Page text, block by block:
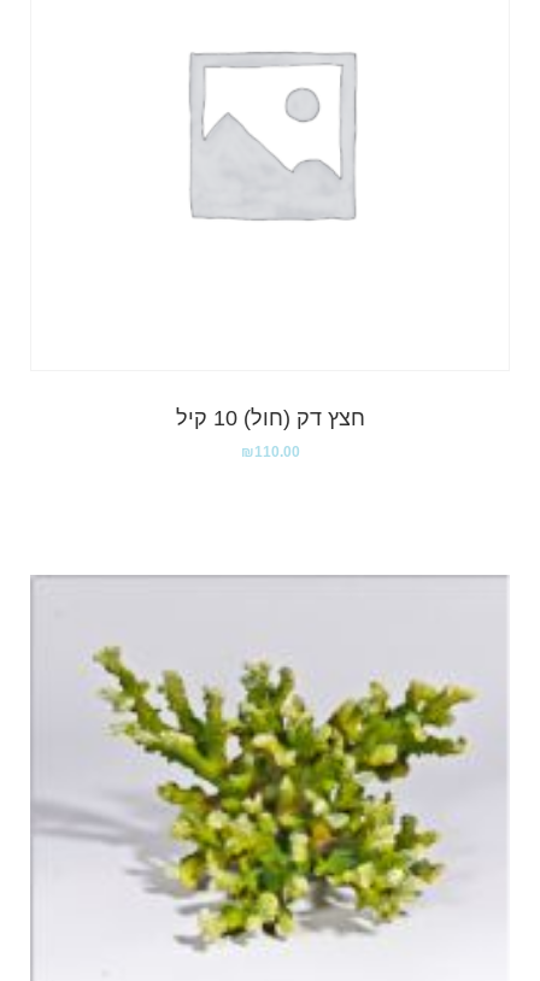
חצץ דק (חול) 10 קיל
₪110.00